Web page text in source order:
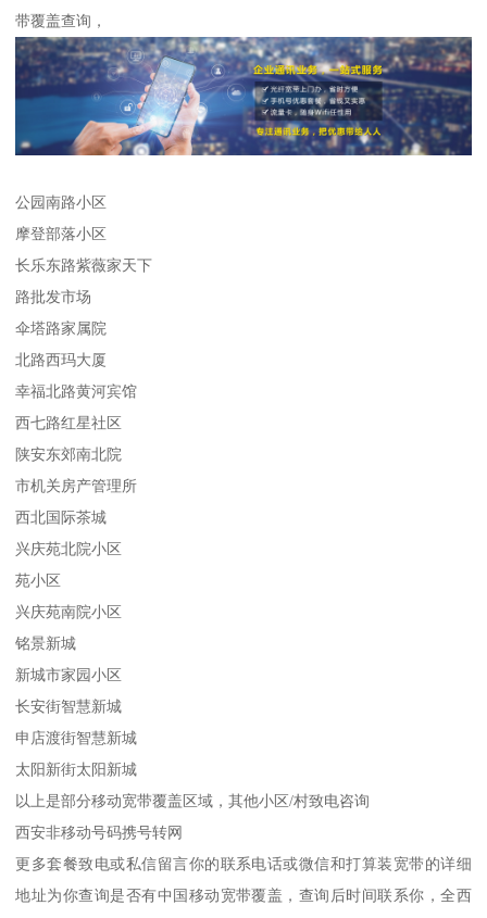
带覆盖查询，
公园南路小区
摩登部落小区
长乐东路紫薇家天下
路批发市场
伞塔路家属院
北路西玛大厦
幸福北路黄河宾馆
西七路红星社区
陕安东郊南北院
市机关房产管理所
西北国际茶城
兴庆苑北院小区
苑小区
兴庆苑南院小区
铭景新城
新城市家园小区
长安街智慧新城
申店渡街智慧新城
太阳新街太阳新城
以上是部分移动宽带覆盖区域，其他小区/村致电咨询
西安非移动号码携号转网
更多套餐致电或私信留言你的联系电话或微信和打算装宽带的详细
地址为你查询是否有中国移动宽带覆盖，查询后时间联系你，全西